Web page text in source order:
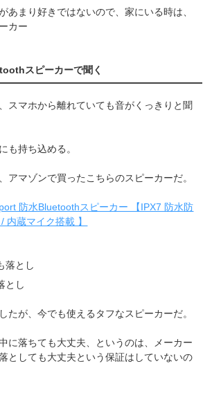
あまり好きではないので、家にいる時は、
カー
スピーカーで聞く
スマホから離れていても音がくっきりと聞
も持ち込める。
アマゾンで買ったこちらのスピーカーだ。
防水Bluetoothスピーカー 【IPX7 防水防
内蔵マイク搭載 】
落とし
とし
たが、今でも使えるタフなスピーカーだ。
に落ちても大丈夫、というのは、メーカー
としても大丈夫という保証はしていないの